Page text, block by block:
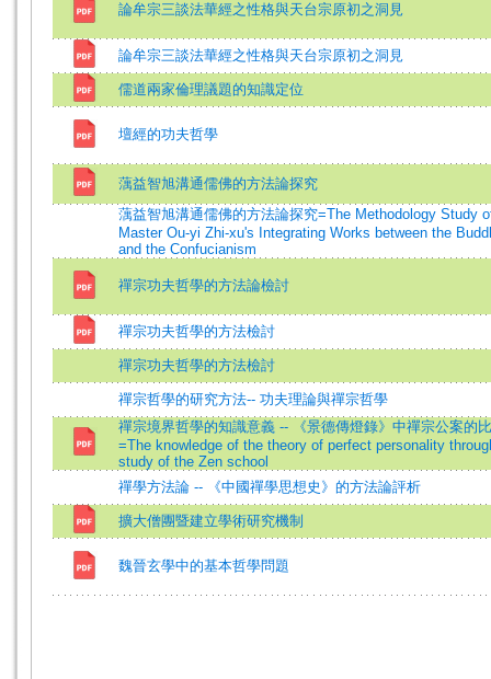
論牟宗三談法華經之性格與天台宗原初之洞見
論牟宗三談法華經之性格與天台宗原初之洞見
儒道兩家倫理議題的知識定位
壇經的功夫哲學
蕅益智旭溝通儒佛的方法論探究
蕅益智旭溝通儒佛的方法論探究=The Methodology Study
Master Ou-yi Zhi-xu's Integrating Works between the
and the Confucianism
禪宗功夫哲學的方法論檢討
禪宗功夫哲學的方法檢討
禪宗功夫哲學的方法檢討
禪宗哲學的研究方法-- 功夫理論與禪宗哲學
禪宗境界哲學的知識意義 -- 《景德傳燈錄》中禪宗公案的
=The knowledge of the theory of perfect personality
study of the Zen school
禪學方法論 -- 《中國禪學思想史》的方法論評析
擴大僧團暨建立學術研究機制
魏晉玄學中的基本哲學問題